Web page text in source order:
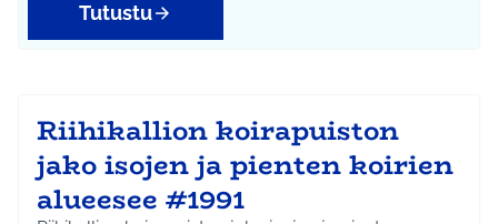
Tutustu
Riihikallion koirapuiston
jako isojen ja pienten koirien
alueesee #1991